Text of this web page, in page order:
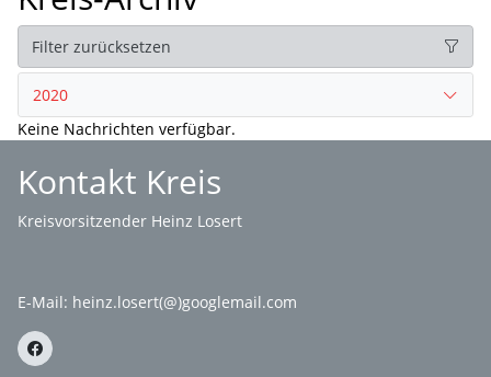
Filter zurücksetzen
2020
Keine Nachrichten verfügbar.
Kontakt Kreis
Kreisvorsitzender Heinz Losert
E-Mail: heinz.losert(@)googlemail.com